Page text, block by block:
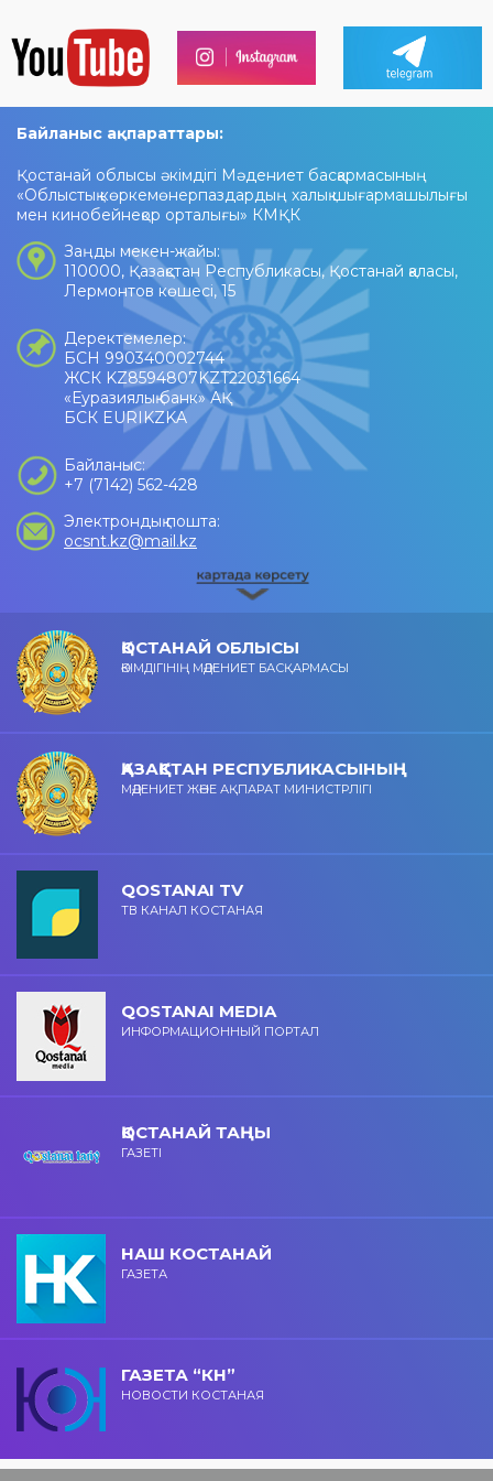
Байланыс ақпараттары:
Қостанай облысы әкімдігі Мәдениет басқармасының
«Облыстық көркемөнерпаздардың халық шығармашылығы
мен кинобейнеқор орталығы» КМҚК
Заңды мекен-жайы:
110000, Қазақстан Республикасы, Қостанай қаласы,
Лермонтов көшесі, 15
Деректемелер:
БСН 990340002744
ЖСК KZ8594807KZT22031664
«Еуразиялық банк» АҚ
БСК EURIKZKA
Байланыс:
+7 (7142) 562-428
Электрондық пошта:
ocsnt.kz@mail.kz
ҚОСТАНАЙ ОБЛЫСЫ
ӘКІМДІГІНІҢ МӘДЕНИЕТ БАСҚАРМАСЫ
ҚАЗАҚСТАН РЕСПУБЛИКАСЫНЫҢ
МӘДЕНИЕТ ЖӘНЕ АҚПАРАТ МИНИСТРЛІГІ
QOSTANAI TV
ТВ КАНАЛ КОСТАНАЯ
QOSTANAI MEDIA
ИНФОРМАЦИОННЫЙ ПОРТАЛ
ҚОСТАНАЙ ТАҢЫ
ГАЗЕТІ
НАШ КОСТАНАЙ
ГАЗЕТА
ГАЗЕТА “КН”
НОВОСТИ КОСТАНАЯ